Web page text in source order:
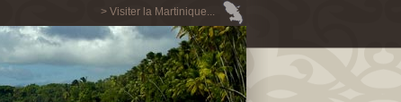
> Visiter la Martinique...